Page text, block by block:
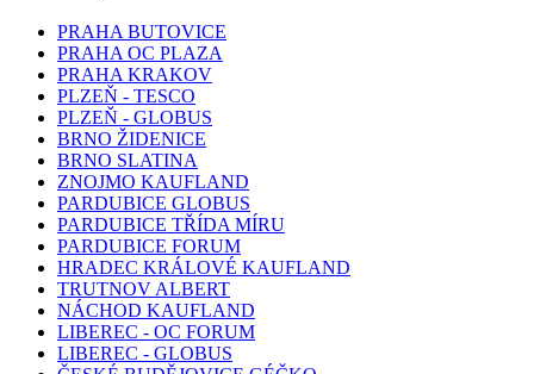
PRAHA BUTOVICE
PRAHA OC PLAZA
PRAHA KRAKOV
PLZEŇ - TESCO
PLZEŇ - GLOBUS
BRNO ŽIDENICE
BRNO SLATINA
ZNOJMO KAUFLAND
PARDUBICE GLOBUS
PARDUBICE TŘÍDA MÍRU
PARDUBICE FORUM
HRADEC KRÁLOVÉ KAUFLAND
TRUTNOV ALBERT
NÁCHOD KAUFLAND
LIBEREC - OC FORUM
LIBEREC - GLOBUS